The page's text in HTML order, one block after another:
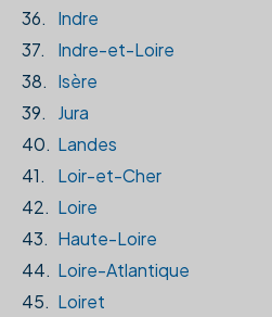
36.
Indre
37.
Indre-et-Loire
38. Isère
39.
Jura
40. Landes
41.
Loir-et-Cher
42. Loire
43. Haute-Loire
44. Loire-Atlantique
45. Loiret